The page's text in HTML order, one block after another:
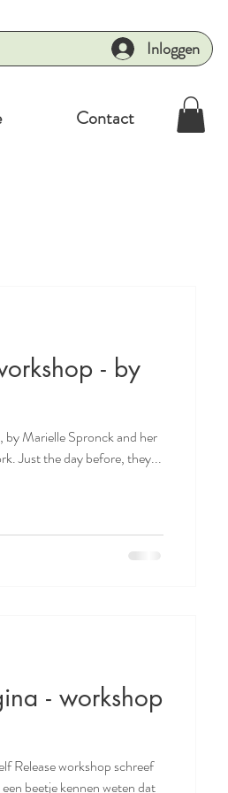
Inloggen
Contact
- by
by Marielle Spronck and her
Just the day before, they...
- workshop
Release workshop schreef